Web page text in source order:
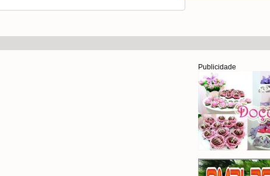
Publicidade